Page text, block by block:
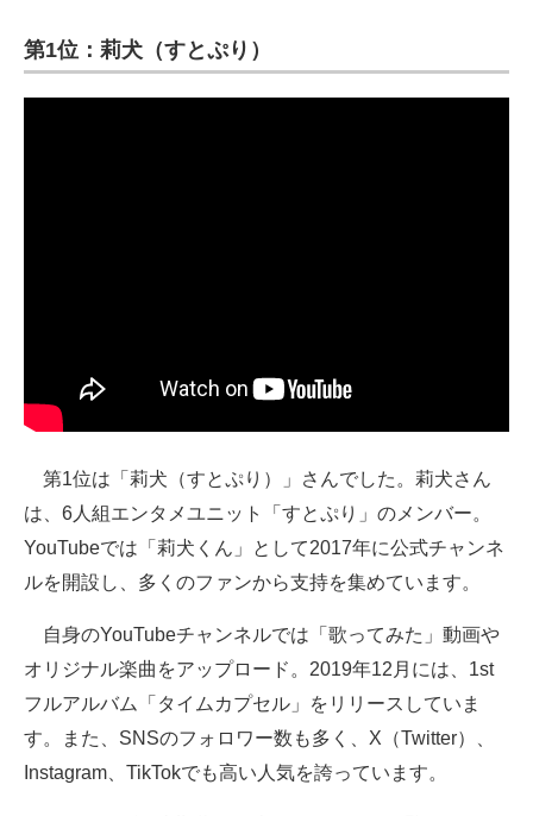
第1位：莉犬（すとぷり）
第1位は「莉犬（すとぷり）」さんでした。莉犬さん
は、6人組エンタメユニット「すとぷり」のメンバー。
YouTubeでは「莉犬くん」として2017年に公式チャンネ
ルを開設し、多くのファンから支持を集めています。
自身のYouTubeチャンネルでは「歌ってみた」動画や
オリジナル楽曲をアップロード。2019年12月には、1st
フルアルバム「タイムカプセル」をリリースしていま
す。また、SNSのフォロワー数も多く、X（Twitter）、
Instagram、TikTokでも高い人気を誇っています。